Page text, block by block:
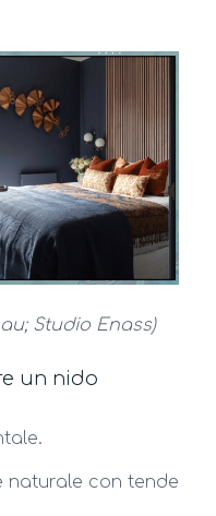
Studio Enass)
un nido
naturale con tende